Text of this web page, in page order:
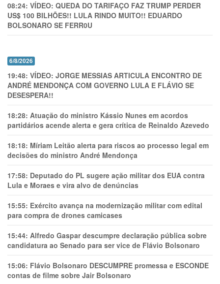
08:24: VÍDEO: QUEDA DO TARIFAÇO FAZ TRUMP PERDER
US$ 100 BILHÕES!! LULA RINDO MUITO!! EDUARDO
BOLSONARO SE FERR0U
6/8/2026
19:48: VÍDEO: JORGE MESSIAS ARTICULA ENCONTRO DE
ANDRÉ MENDONÇA COM GOVERNO LULA E FLÁVIO SE
DESESPERA!!
18:28: Atuação do ministro Kássio Nunes em acordos
partidários acende alerta e gera crítica de Reinaldo Azevedo
18:18: Míriam Leitão alerta para riscos ao processo legal em
decisões do ministro André Mendonça
17:58: Deputado do PL sugere ação militar dos EUA contra
Lula e Moraes e vira alvo de denúncias
15:55: Exército avança na modernização militar com edital
para compra de drones camicases
15:44: Alfredo Gaspar descumpre declaração pública sobre
candidatura ao Senado para ser vice de Flávio Bolsonaro
15:06: Flávio Bolsonaro DESCUMPRE promessa e ESCONDE
contas de filme sobre Jair Bolsonaro